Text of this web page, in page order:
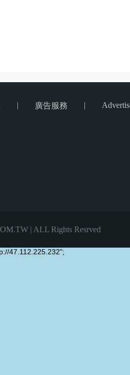
| 廣告服務 |
| ALL Rights Resrved
47.112.225.232";